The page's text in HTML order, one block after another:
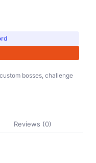
bosses, challenge
Reviews (0)